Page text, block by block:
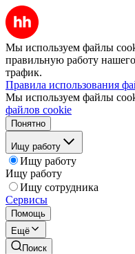
Мы используем файлы
правильную работу
трафик.
Правила использования
Мы используем файлы
файлов cookie
Понятно
Ищу работу
Ищу работу
Ищу работу
Ищу сотрудника
Сервисы
Помощь
Ещё
Поиск